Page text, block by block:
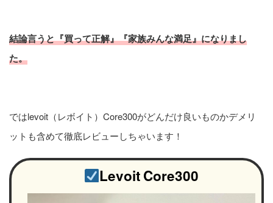
結論言うと『買って正解』『家族みんな満足』になりまし
た。
ではlevoit（レボイト）Core300がどんだけ良いものかデメリ
ットも含めて徹底レビューしちゃいます！
LevoitCore300